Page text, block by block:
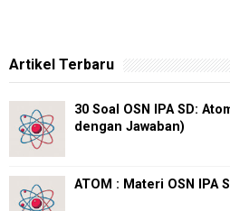
Artikel Terbaru
30 Soal OSN IPA SD:
dengan Jawaban)
ATOM : Materi OSN IPA